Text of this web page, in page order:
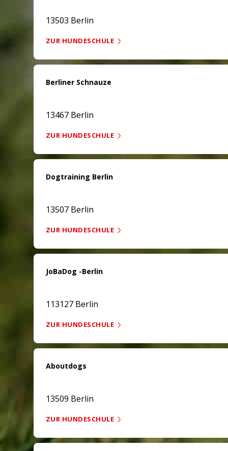
13503 Berlin
ZUR HUNDESCHULE
Berliner Schnauze
13467 Berlin
ZUR HUNDESCHULE
Dogtraining Berlin
13507 Berlin
ZUR HUNDESCHULE
JoBaDog -Berlin
113127 Berlin
ZUR HUNDESCHULE
Aboutdogs
13509 Berlin
ZUR HUNDESCHULE